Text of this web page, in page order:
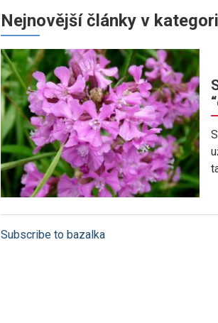
Nejnovější články v
Subscribe to bazalka